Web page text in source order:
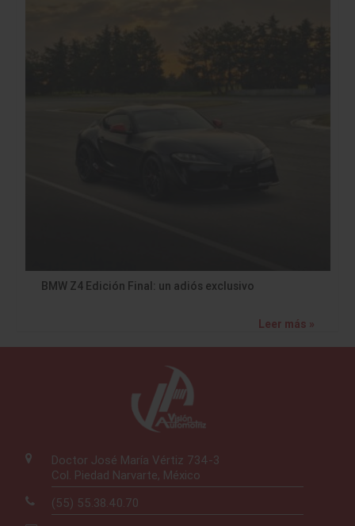
BMW Z4 Edición Final: un adiós exclusivo
Leer más »
Doctor José María Vértiz 734-3
Col. Piedad Narvarte, México
(55) 55.38.40.70